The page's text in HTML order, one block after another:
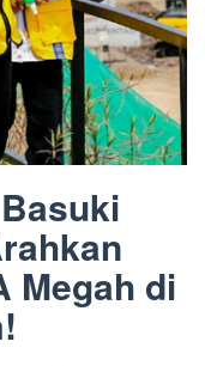
Megah di